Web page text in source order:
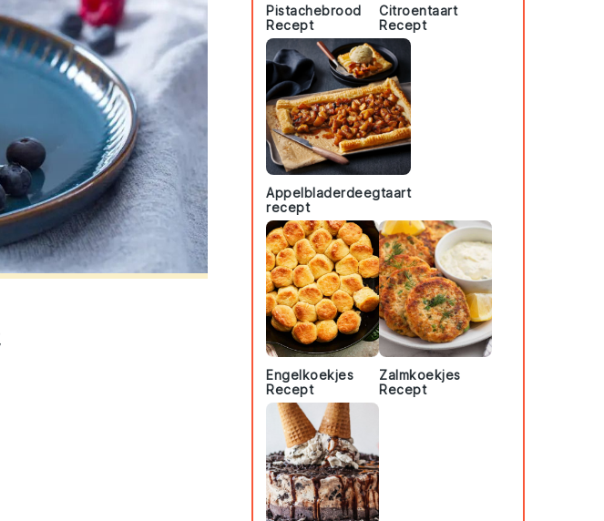
Pistachebrood
Recept
Citroentaart
Recept
Appelbladerdeegtaart
recept
Engelkoekjes
Recept
Zalmkoekjes
Recept